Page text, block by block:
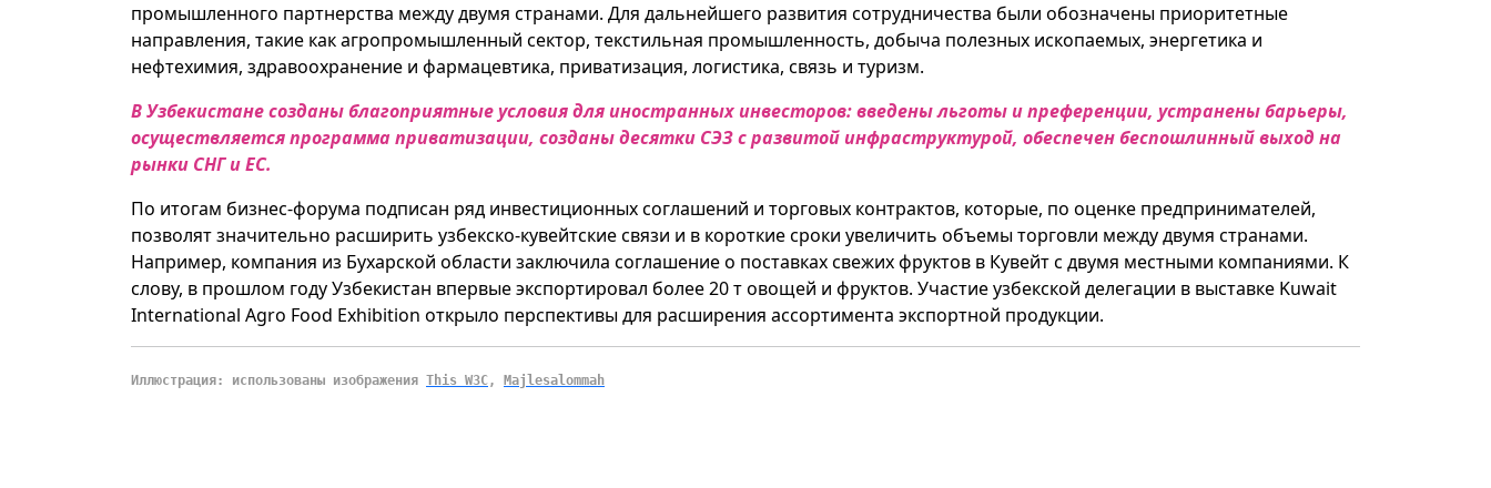
промышленного партнерства между двумя странами. Для дальнейшего развития сотрудничества были обозначены приоритетные
направления, такие как агропромышленный сектор, текстильная промышленность, добыча полезных ископаемых, энергетика и
нефтехимия, здравоохранение и фармацевтика, приватизация, логистика, связь и туризм.
В Узбекистане созданы благоприятные условия для иностранных инвесторов: введены льготы и преференции, устранены барьеры,
осуществляется программа приватизации, созданы десятки СЭЗ с развитой инфраструктурой, обеспечен беспошлинный выход на
рынки СНГ и ЕС.
По итогам бизнес-форума подписан ряд инвестиционных соглашений и торговых контрактов, которые, по оценке предпринимателей,
позволят значительно расширить узбекско-кувейтские связи и в короткие сроки увеличить объемы торговли между двумя странами.
Например, компания из Бухарской области заключила соглашение о поставках свежих фруктов в Кувейт с двумя местными компаниями. К
слову, в прошлом году Узбекистан впервые экспортировал более 20 т овощей и фруктов. Участие узбекской делегации в выставке Kuwait
International Agro Food Exhibition открыло перспективы для расширения ассортимента экспортной продукции.
Иллюстрация: использованы изображения This W3C, Majlesalommah